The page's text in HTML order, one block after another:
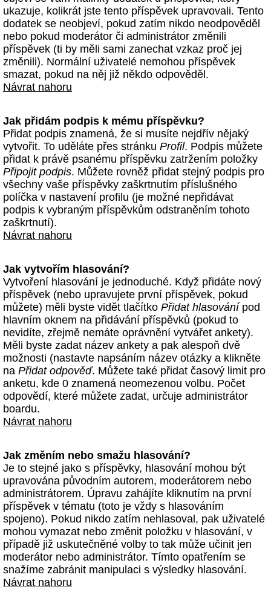
ukazuje, kolikrát jste tento příspěvek upravovali. Tento
dodatek se neobjeví, pokud zatím nikdo neodpověděl
nebo pokud moderátor či administrátor změnili
příspěvek (ti by měli sami zanechat vzkaz proč jej
změnili). Normální uživatelé nemohou příspěvek
smazat, pokud na něj již někdo odpověděl.
Návrat nahoru
Jak přidám podpis k mému příspěvku?
Přidat podpis znamená, že si musíte nejdřív nějaký
vytvořit. To uděláte přes stránku Profil. Podpis můžete
přidat k právě psanému příspěvku zatržením položky
Připojit podpis. Můžete rovněž přidat stejný podpis pro
všechny vaše příspěvky zaškrtnutím příslušného
políčka v nastavení profilu (je možné nepřidávat
podpis k vybraným příspěvkům odstraněním tohoto
zaškrtnutí).
Návrat nahoru
Jak vytvořím hlasování?
Vytvoření hlasování je jednoduché. Když přidáte nový
příspěvek (nebo upravujete první příspěvek, pokud
můžete) měli byste vidět tlačítko Přidat hlasovánípod
hlavním oknem na přidávání příspěvků (pokud to
nevidíte, zřejmě nemáte oprávnění vytvářet ankety).
Měli byste zadat název ankety a pak alespoň dvě
možnosti (nastavte napsáním název otázky a klikněte
na Přidat odpověď. Můžete také přidat časový limit pro
anketu, kde 0 znamená neomezenou volbu. Počet
odpovědí, které můžete zadat, určuje administrátor
boardu.
Návrat nahoru
Jak změním nebo smažu hlasování?
Je to stejné jako s příspěvky, hlasování mohou být
upravována původním autorem, moderátorem nebo
administrátorem. Úpravu zahájíte kliknutím na první
příspěvek v tématu (toto je vždy s hlasováním
spojeno). Pokud nikdo zatím nehlasoval, pak uživatelé
mohou vymazat nebo změnit položku v hlasování, v
případě již uskutečněné volby to tak může učinit jen
moderátor nebo administrátor. Tímto opatřením se
snažíme zabránit manipulaci s výsledky hlasování.
Návrat nahoru